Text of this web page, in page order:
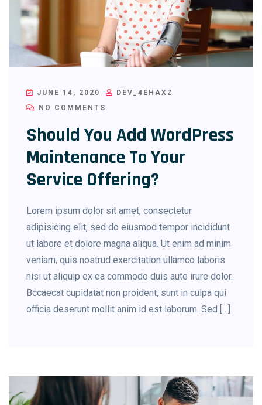
JUNE 14, 2020
DEV_4EHAXZ
NO COMMENTS
Should You Add WordPress
Maintenance To Your
Service Offering?
Lorem ipsum dolor sit amet, consectetur
adipisicing elit, sed do eiusmod tempor incididunt
ut labore et dolore magna aliqua. Ut enim ad minim
veniam, quis nostrud exercitation ullamco laboris
nisi ut aliquip ex ea commodo duis aute irure dolor.
Bccaecat cupidatat non proident, sunt in culpa qui
officia deserunt mollit anim id est laborum. Sed […]